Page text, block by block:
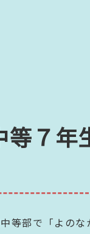
等７年
等部で「よのな